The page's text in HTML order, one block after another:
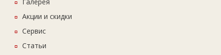
Акции и скидки
Сервис
Статьи